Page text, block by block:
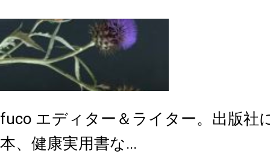
fuco エディター＆ライター。出版社
本、健康実用書な...